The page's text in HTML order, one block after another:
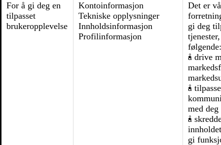
For å gi deg en
tilpasset
brukeropplevelse
Kontoinformasjon
Tekniske opplysninger
Innholdsinformasjon
Profilinformasjon
Det er
gi deg
følgende:
å drive
å tilpasse
med deg
å
gi